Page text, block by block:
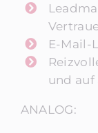
E-Mail-
und auf
ANALOG: